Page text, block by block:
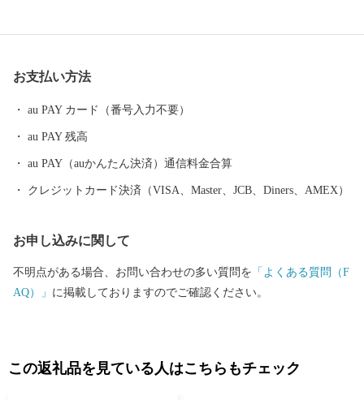
大切に、是非、碧南市にもお立ち寄りいただければと思います。
お支払い方法
au PAY カード（番号入力不要）
au PAY 残高
au PAY（auかんたん決済）通信料金合算
クレジットカード決済（VISA、Master、JCB、Diners、AMEX）
お申し込みに関して
不明点がある場合、お問い合わせの多い質問を 「よくある質問（F
AQ）」 に掲載しておりますのでご確認ください。
この返礼品を見ている人はこちらもチェック